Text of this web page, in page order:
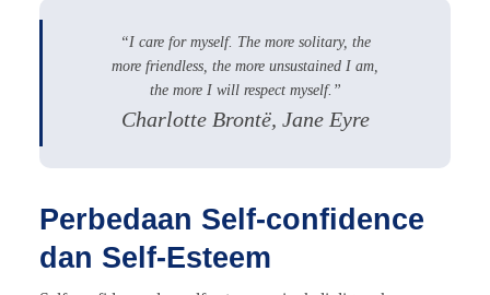
“I care for myself. The more solitary, the
more friendless, the more unsustained I am,
the more I will respect myself.”
Charlotte Brontë, Jane Eyre
Perbedaan Self-confidence
dan Self-Esteem